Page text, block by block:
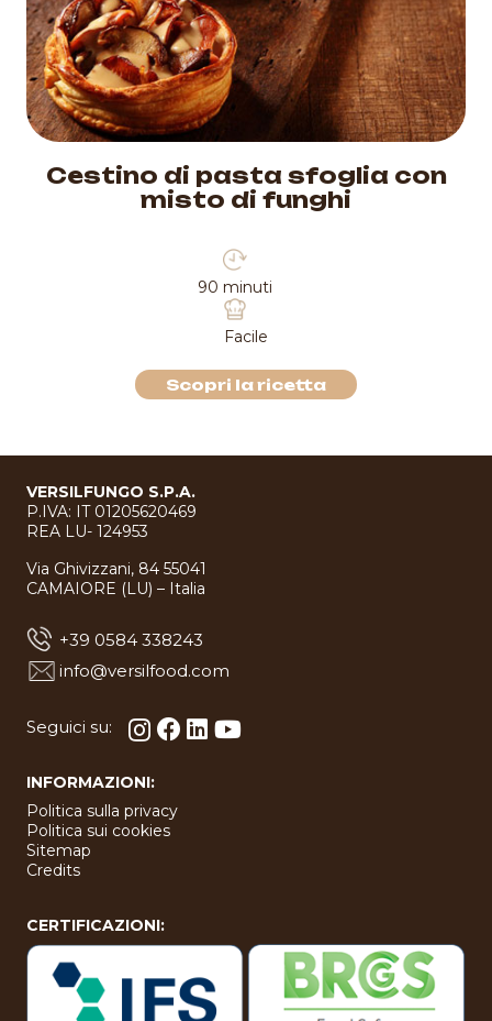
Cestino di pasta sfoglia con
misto di funghi
90 minuti
Facile
Scopri la ricetta
VERSILFUNGO S.P.A.
P.IVA: IT 01205620469
REA LU- 124953
Via Ghivizzani, 84 55041
CAMAIORE (LU) – Italia
+39 0584 338243
info@versilfood.com
Seguici su:
INFORMAZIONI:
Politica sulla privacy
Politica sui cookies
Sitemap
Credits
CERTIFICAZIONI: